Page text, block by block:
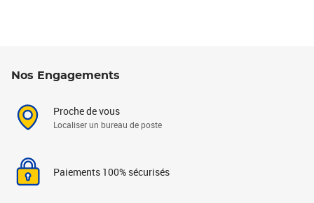
Nos Engagements
Proche de vous
Localiser un bureau de poste
Paiements 100% sécurisés